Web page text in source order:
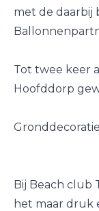
met de daarbij
Tot twee keer
Hoofddorp
Bij Beach club
het maar druk